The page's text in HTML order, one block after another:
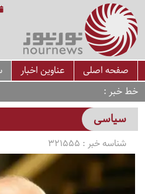
صفحه اصلی عناوین اخبار
خط خبر
سیاسی
شناسه خبر : 321555